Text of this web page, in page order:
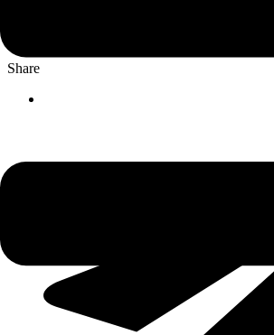
Share